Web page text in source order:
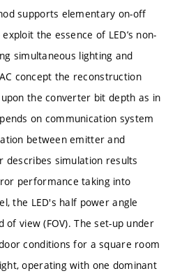
supports elementary on-off
the essence of LED’s non-
simultaneous lighting and
concept the reconstruction
the converter bit depth as in
on communication system
between emitter and
describes simulation results
performance taking into
the LED's half power angle
of view (FOV). The set-up under
conditions for a square room
operating with one dominant